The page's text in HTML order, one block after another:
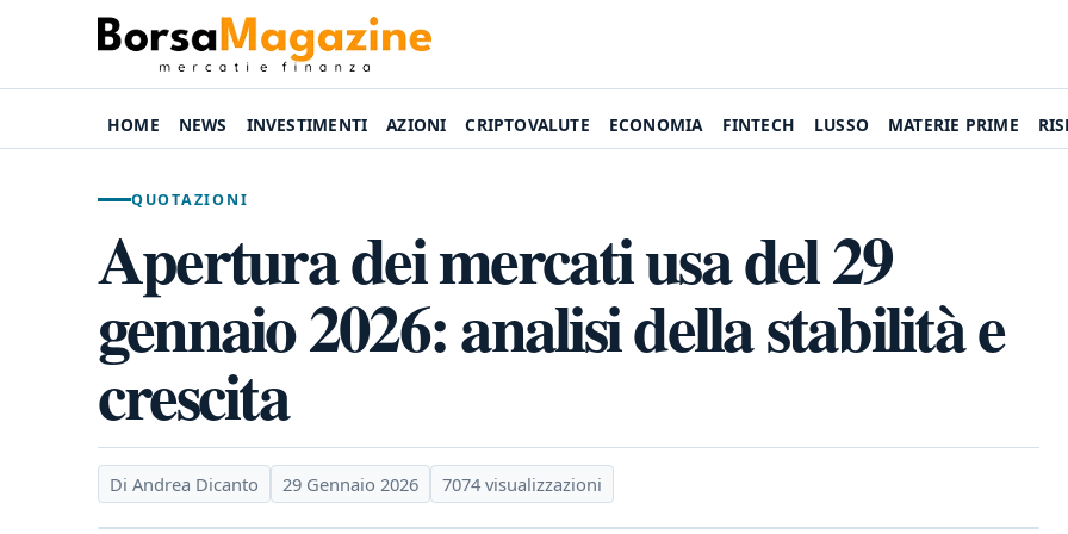
HOME NEWS INVESTIMENTI AZIONI CRIPTOVALUTE ECONOMIA FINTECH LUSSO MATERIE PRIME
QUOTAZIONI
Apertura dei mercati usa del 29
gennaio 2026: analisi della stabilità e
crescita
Di Andrea Dicanto 29 Gennaio 2026 7074 visualizzazioni